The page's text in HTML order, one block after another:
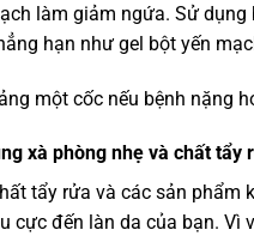
làm giảm ngứa. Sử dụng
hạn như gel bột yến
một cốc nếu bệnh nặng
xà phòng nhẹ và chất tẩy
tẩy rửa và các sản phẩm
cực đến làn da của bạn. Vì